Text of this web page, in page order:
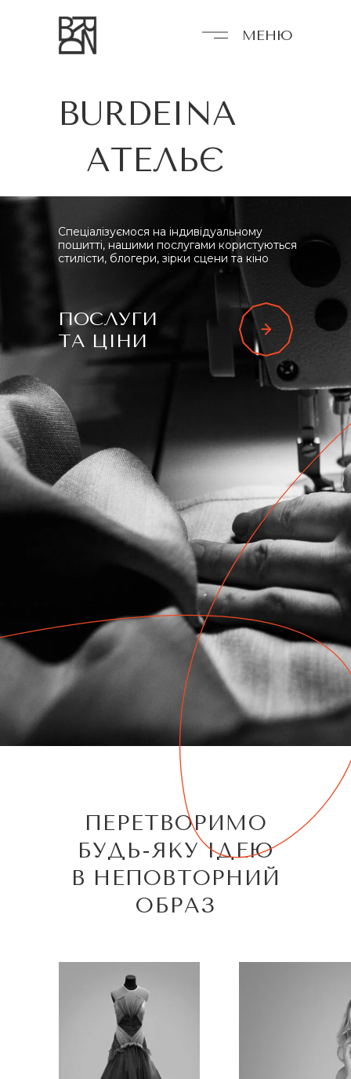
МЕНЮ
BURDEINA
АТЕЛЬЄ
Спеціалізуємося на індивідуальному
пошитті, нашими послугами користуються
стилісти, блогери, зірки сцени та кіно
ПОСЛУГИ
ТА ЦІНИ
ПЕРЕТВОРИМО
БУДЬ-ЯКУ ІДЕЮ
В НЕПОВТОРНИЙ
ОБРАЗ